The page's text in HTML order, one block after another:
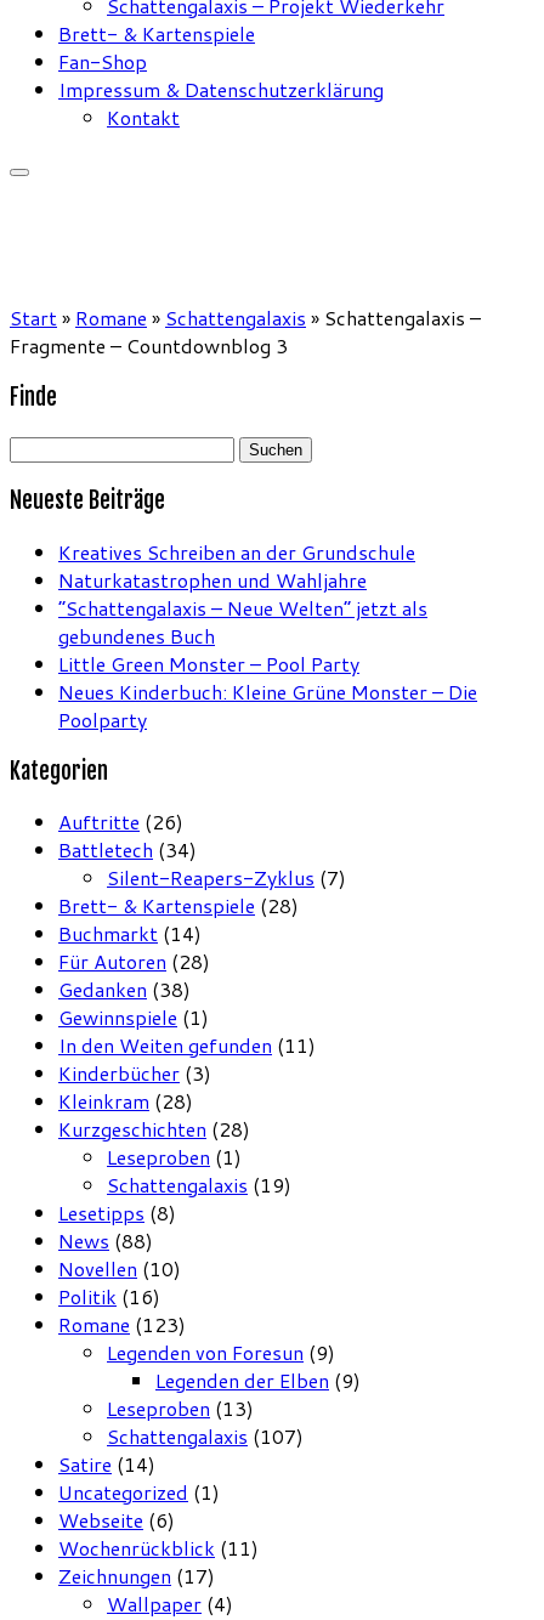
Brett- & Kartenspiele
Fan-Shop
Impressum & Datenschutzerklärung
Kontakt
Start» Romane » Schattengalaxis » Schattengalaxis –
Fragmente – Countdownblog 3
Finde
Suchen
Neueste Beiträge
Kreatives Schreiben an der Grundschule
Naturkatastrophen und Wahljahre
“Schattengalaxis – Neue Welten” jetzt als
gebundenes Buch
Little Green Monster – Pool Party
Neues Kinderbuch: Kleine Grüne Monster – Die
Poolparty
Kategorien
Auftritte (26)
Battletech (34)
Silent-Reapers-Zyklus (7)
Brett- & Kartenspiele (28)
Buchmarkt (14)
Für Autoren (28)
Gedanken (38)
Gewinnspiele (1)
In den Weiten gefunden (11)
Kinderbücher (3)
Kleinkram (28)
Kurzgeschichten (28)
Leseproben (1)
Schattengalaxis (19)
Lesetipps (8)
News (88)
Novellen (10)
Politik (16)
Romane (123)
Legenden von Foresun (9)
Legenden der Elben (9)
Leseproben (13)
Schattengalaxis (107)
Satire (14)
Uncategorized (1)
Webseite (6)
Wochenrückblick (11)
Zeichnungen (17)
Wallpaper (4)